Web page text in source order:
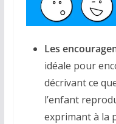
Les
idéale pour
décrivant ce
l’enfant
exprimant à la